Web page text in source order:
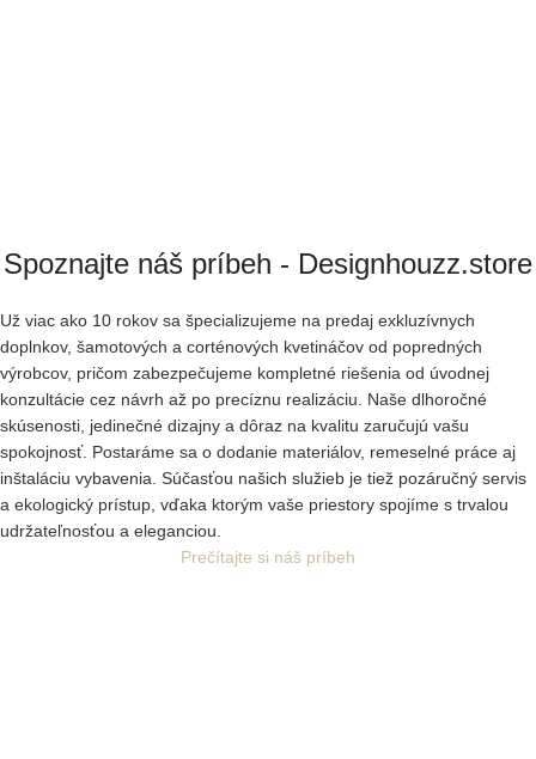
Spoznajte náš príbeh - Designhouzz.store
Už viac ako 10 rokov sa špecializujeme na predaj exkluzívnych
doplnkov, šamotových a corténových kvetináčov od popredných
výrobcov, pričom zabezpečujeme kompletné riešenia od úvodnej
konzultácie cez návrh až po precíznu realizáciu. Naše dlhoročné
skúsenosti, jedinečné dizajny a dôraz na kvalitu zaručujú vašu
spokojnosť. Postaráme sa o dodanie materiálov, remeselné práce aj
inštaláciu vybavenia. Súčasťou našich služieb je tiež pozáručný servis
a ekologický prístup, vďaka ktorým vaše priestory spojíme s trvalou
udržateľnosťou a eleganciou.
Prečítajte si náš príbeh